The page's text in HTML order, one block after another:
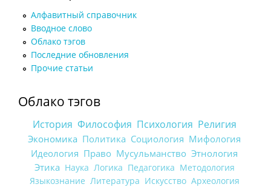
Алфавитный справочник
Вводное слово
Облако тэгов
Последние обновления
Прочие статьи
Облако тэгов
История Философия Психология Религия
Экономика Политика Социология Мифология
Идеология Право Мусульманство Этнология
Этика Наука Логика Педагогика Методология
Языкознание Литература Искусство Археология